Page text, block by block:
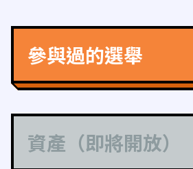
參與過的選舉
資產（即將開放）